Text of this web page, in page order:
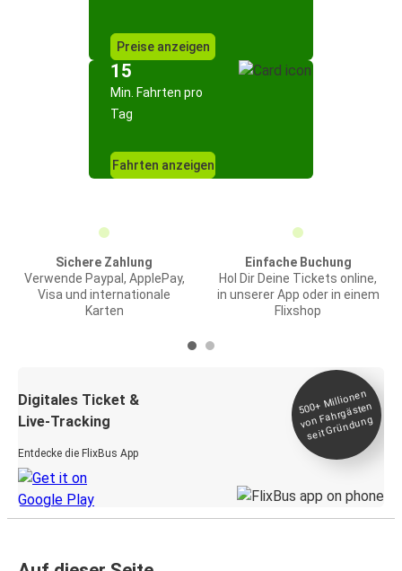
Preise anzeigen
15
Min. Fahrten pro
Tag
Fahrten anzeigen
Sichere Zahlung
Verwende Paypal, ApplePay,
Visa und internationale
Karten
Einfache Buchung
Hol Dir Deine Tickets online,
in unserer App oder in einem
Flixshop
Digitales Ticket &
Live-Tracking
Entdecke die FlixBus App
500+
Millionen
von Fahrgästen
seit
Gründung